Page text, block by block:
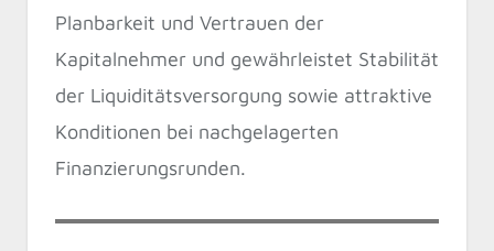
Planbarkeit und Vertrauen der
Kapitalnehmer und gewährleistet Stabilität
der Liquiditätsversorgung sowie attraktive
Konditionen bei nachgelagerten
Finanzierungsrunden.